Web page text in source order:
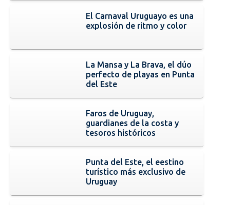
El Carnaval Uruguayo es una
explosión de ritmo y color
La Mansa y La Brava, el dúo
perfecto de playas en Punta
del Este
Faros de Uruguay,
guardianes de la costa y
tesoros históricos
Punta del Este, el eestino
turístico más exclusivo de
Uruguay